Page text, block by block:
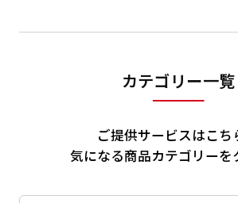
カテゴリー一覧
ご提供サービスはこち
気になる商品カテゴリーを